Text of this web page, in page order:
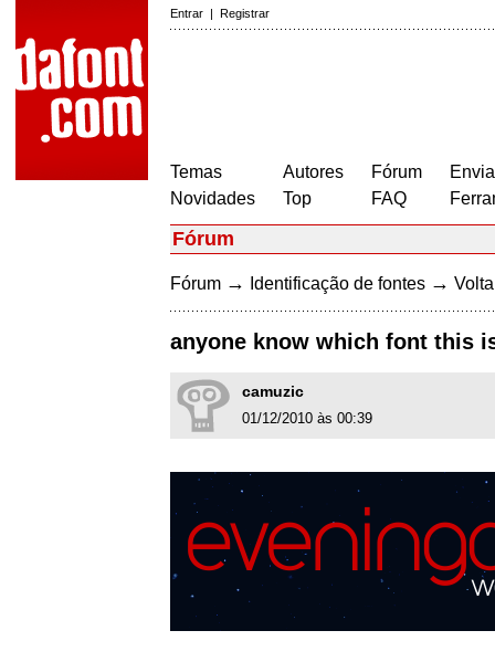
Entrar | Registrar
Temas
Novidades
Autores
Top
Fórum
FAQ
Fórum
Fórum → Identificação de fontes →
anyone know which font this
camuzic
01/12/2010 às 00:39